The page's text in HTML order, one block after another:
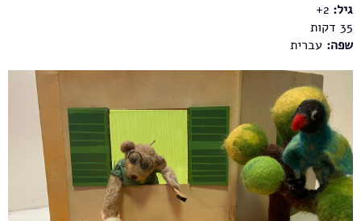
גיל: 2+
35
שפה: עברית